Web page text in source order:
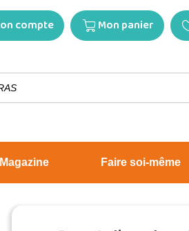
compte Mon panier
Magazine Faire soi-même